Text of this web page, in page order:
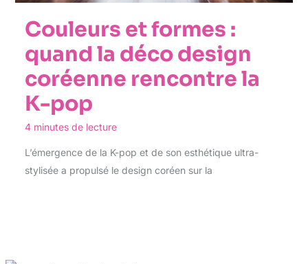
Couleurs et formes :
quand la déco design
coréenne rencontre la
K-pop
4 minutes de lecture
L’émergence de la K-pop et de son esthétique ultra-
stylisée a propulsé le design coréen sur la